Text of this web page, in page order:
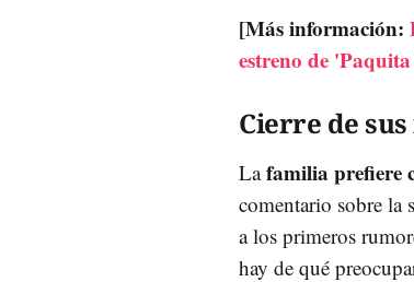
[Más información:
estreno de
Cierre de
Lafamilia prefiere
comentario sobre la
a los primeros
hay de qué